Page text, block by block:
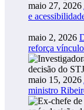
maio 27, 2026
e
maio 2, 2026
reforça
maio 15, 2026
ministro